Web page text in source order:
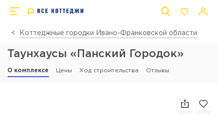
Коттеджные городки Ивано-Франковской области
Таунхаусы «Панский Городок»
О комплексе Цены Ход строительства Отзывы